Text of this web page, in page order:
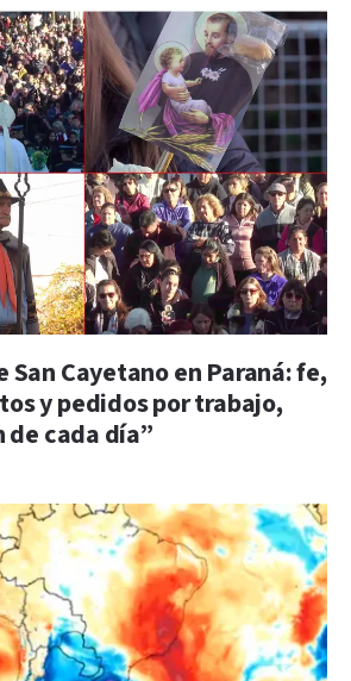
San Cayetano en Paraná: fe,
y pedidos por trabajo,
de cada día”